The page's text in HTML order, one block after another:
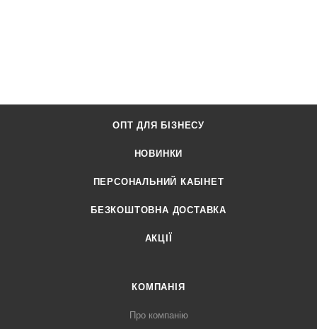
ОПТ ДЛЯ БІЗНЕСУ
НОВИНКИ
ПЕРСОНАЛЬНИЙ КАБІНЕТ
БЕЗКОШТОВНА ДОСТАВКА
АКЦІЇ
КОМПАНІЯ
Про компанію